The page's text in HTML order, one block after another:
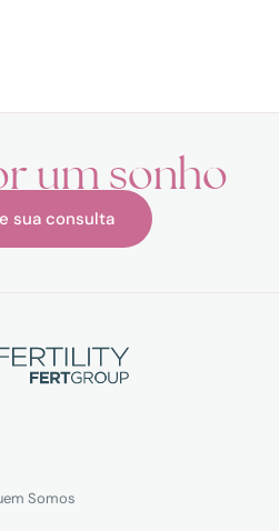
um sonho
sua consulta
Somos